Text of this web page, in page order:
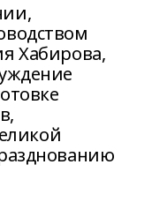
Хабирова,